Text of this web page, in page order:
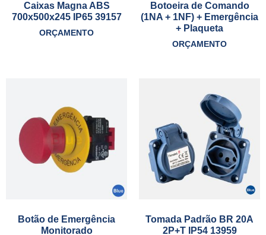
Caixas Magna ABS
700x500x245 IP65 39157
ORÇAMENTO
Botoeira de Comando
(1NA + 1NF) + Emergência
+ Plaqueta
ORÇAMENTO
Botão de Emergência
Monitorado
Tomada Padrão BR 20A
2P+T IP54 13959